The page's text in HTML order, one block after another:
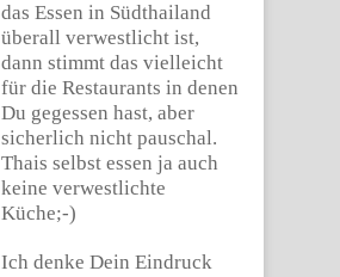
das Essen in Südthailand
überall verwestlicht ist,
dann stimmt das vielleicht
für die Restaurants in denen
Du gegessen hast, aber
sicherlich nicht pauschal.
Thais selbst essen ja auch
keine verwestlichte
Küche;-)
Ich denke Dein Eindruck